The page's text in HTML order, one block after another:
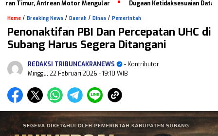
Antrean Motor Mengular Dugaan Ketidaksesuaian Data
Home / Breaking News / Daerah / Dinas / Pemerintah
Penonaktifan PBI Dan Percepatan UHC di
Subang Harus Segera Ditangani
REDAKSI TRIBUNCAKRANEWS
- Kontributor
Minggu, 22 Februari 2026 - 19:10 WIB